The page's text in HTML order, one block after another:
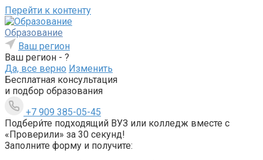
Перейти к контенту
Образование
Ваш регион
Ваш регион - ?
Да, все верно Изменить
Бесплатная консультация
и подбор образования
+7 909 385-05-45
Подбери́те подходящий ВУЗ или колледж вместе с
«Проверили» за 30 секунд!
Заполните форму и получите: